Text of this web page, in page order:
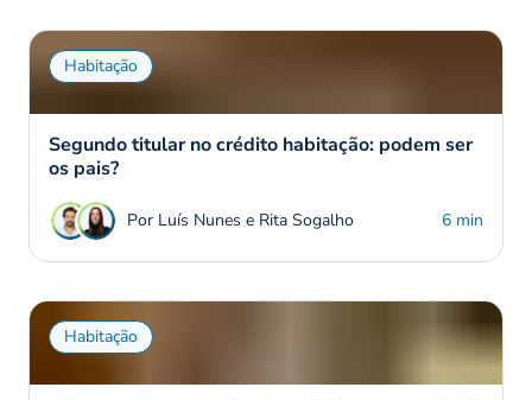
Habitação
Segundo titular no crédito habitação: podem ser
os pais?
Por Luís Nunes e Rita Sogalho 6 min
Habitação